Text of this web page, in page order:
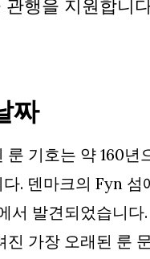
관행을 지원합니
짜
룬 기호는 약 160년
. 덴마크의 Fyn 섬
서 발견되었습니다
진 가장 오래된 룬